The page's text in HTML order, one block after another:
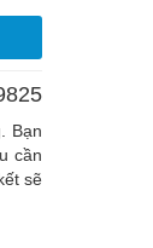
Bạn
cần
sẽ